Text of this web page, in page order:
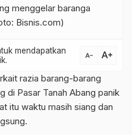
menggelar baranga
Bisnis.com)
mendapatkan
text_decrease text_increase
razia barang-barang
di Pasar Tanah Abang panik
itu waktu masih siang dan